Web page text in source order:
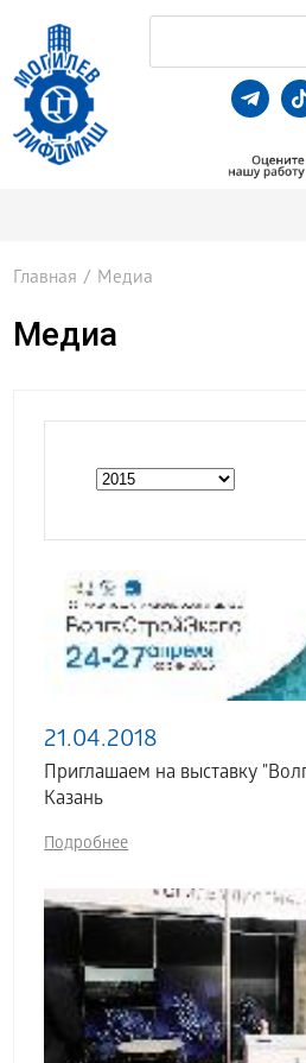
Главная / Медиа
Медиа
21.04.2018
Приглашаем на выставку
Казань
Подробнее